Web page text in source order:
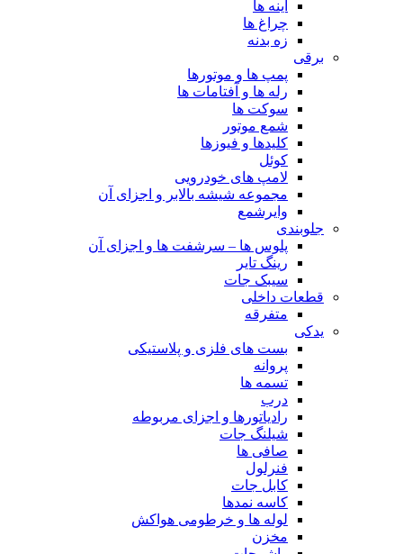
آینه ها
چراغ ها
زه بدنه
برقی
پمپ ها و موتورها
رله ها و آفتامات ها
سوکت ها
شمع موتور
کلیدها و فیوزها
کوئل
لامپ های خودرویی
مجموعه شیشه بالابر و اجزای آن
وایرشمع
جلوبندی
پلوس ها – سرشفت ها و اجزای آن
رینگ تایر
سیبک جات
قطعات داخلی
متفرقه
یدکی
بست های فلزی و پلاستیکی
پروانه
تسمه ها
درب
رادیاتورها و اجزای مربوطه
شیلنگ جات
صافی ها
فنرلول
کابل جات
کاسه نمدها
لوله ها و خرطومی هواکش
مخزن